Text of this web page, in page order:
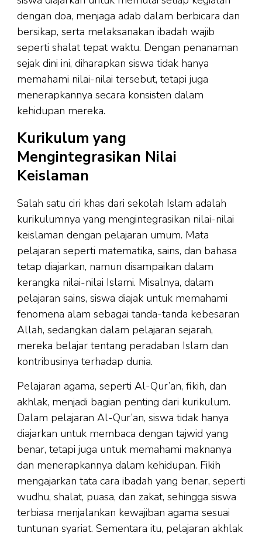
dengan doa, menjaga adab dalam berbicara dan
bersikap, serta melaksanakan ibadah wajib
seperti shalat tepat waktu. Dengan penanaman
sejak dini ini, diharapkan siswa tidak hanya
memahami nilai-nilai tersebut, tetapi juga
menerapkannya secara konsisten dalam
kehidupan mereka.
Kurikulum yang
Mengintegrasikan Nilai
Keislaman
Salah satu ciri khas dari sekolah Islam adalah
kurikulumnya yang mengintegrasikan nilai-nilai
keislaman dengan pelajaran umum. Mata
pelajaran seperti matematika, sains, dan bahasa
tetap diajarkan, namun disampaikan dalam
kerangka nilai-nilai Islami. Misalnya, dalam
pelajaran sains, siswa diajak untuk memahami
fenomena alam sebagai tanda-tanda kebesaran
Allah, sedangkan dalam pelajaran sejarah,
mereka belajar tentang peradaban Islam dan
kontribusinya terhadap dunia.
Pelajaran agama, seperti Al-Qur’an, fikih, dan
akhlak, menjadi bagian penting dari kurikulum.
Dalam pelajaran Al-Qur’an, siswa tidak hanya
diajarkan untuk membaca dengan tajwid yang
benar, tetapi juga untuk memahami maknanya
dan menerapkannya dalam kehidupan. Fikih
mengajarkan tata cara ibadah yang benar, seperti
wudhu, shalat, puasa, dan zakat, sehingga siswa
terbiasa menjalankan kewajiban agama sesuai
tuntunan syariat. Sementara itu, pelajaran akhlak